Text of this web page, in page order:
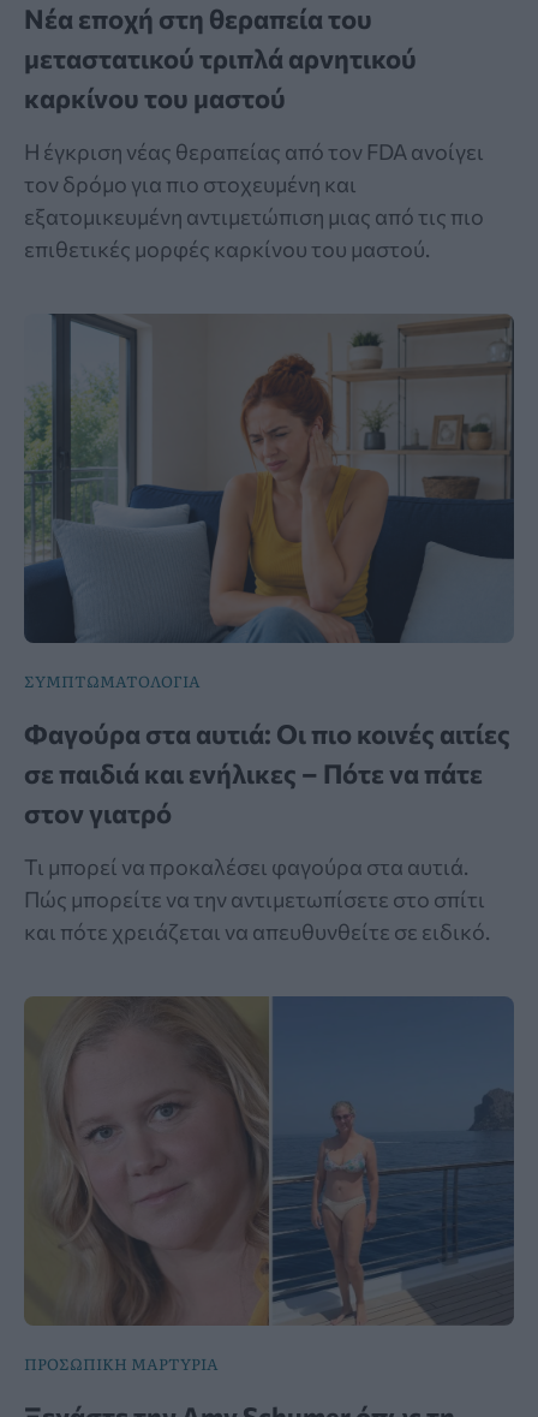
Νέα εποχή στη θεραπεία του
μεταστατικού τριπλά αρνητικού
καρκίνου του μαστού
Η έγκριση νέας θεραπείας από τον FDA ανοίγει
τον δρόμο για πιο στοχευμένη και
εξατομικευμένη αντιμετώπιση μιας από τις πιο
επιθετικές μορφές καρκίνου του μαστού.
ΣΥΜΠΤΩΜΑΤΟΛΟΓΙΑ
Φαγούρα στα αυτιά: Οι πιο κοινές αιτίες
σε παιδιά και ενήλικες – Πότε να πάτε
στον γιατρό
Τι μπορεί να προκαλέσει φαγούρα στα αυτιά.
Πώς μπορείτε να την αντιμετωπίσετε στο σπίτι
και πότε χρειάζεται να απευθυνθείτε σε ειδικό.
ΠΡΟΣΩΠΙΚΗ ΜΑΡΤΥΡΙΑ